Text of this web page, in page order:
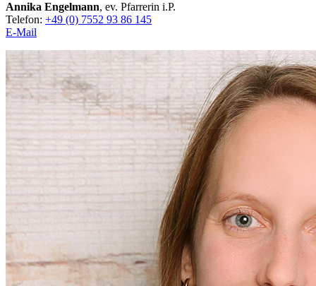
Annika Engelmann, ev. Pfarrerin i.P.
Telefon: +49 (0) 7552 93 86 145
E-Mail